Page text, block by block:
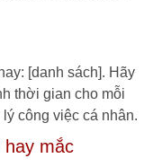
[danh sách]. Hãy
thời gian cho mỗi
công việc cá nhân.
mắc